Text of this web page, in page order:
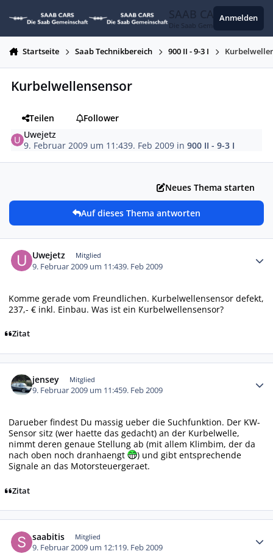
SAAB CARS
Die Saab Gemeinschaft
Anmelden
Startseite Saab Technikbereich 900 II - 9-3 I
Kurbelwellensensor
Teilen
Follower
Uwejetz
9. Februar 2009 um 11:439. Feb 2009 in900 II - 9-3 I
Neues Thema starten
Auf dieses Thema antworten
Uwejetz Mitglied
9. Februar 2009 um 11:439. Feb 2009
Komme gerade vom Freundlichen. Kurbelwellensensor defekt,
237,- € inkl. Einbau. Was ist ein Kurbelwellensensor?
Zitat
jensey Mitglied
9. Februar 2009 um 11:459. Feb 2009
Darueber findest Du massig ueber die Suchfunktion. Der KW-
Sensor sitz (wer haette das gedacht) an der Kurbelwelle,
nimmt deren genaue Stellung ab (mit allem Klimbim, der da
nach oben noch dranhaengt
) und gibt entsprechende
Signale an das Motorsteuergeraet.
Zitat
saabitis Mitglied
9. Februar 2009 um 12:119. Feb 2009